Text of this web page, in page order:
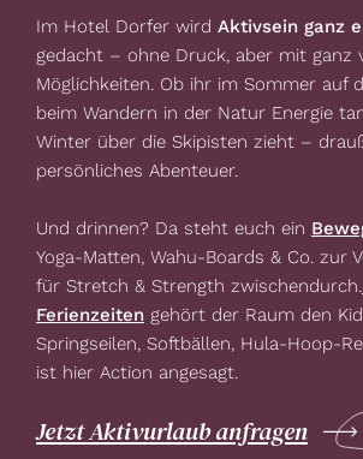
Im Hotel Dorfer wird Aktivsein ganz
gedacht – ohne Druck, aber mit ganz
Möglichkeiten. Ob ihr im Sommer auf
beim Wandern in der Natur Energie
Winter über die Skipisten zieht –
persönliches Abenteuer.
Und drinnen? Da steht euch ein
Yoga-Matten, Wahu-Boards & Co. zur
für Stretch & Strength zwischendurch.
Ferienzeiten gehört der Raum den
Springseilen, Softbällen, Hula-Hoop-
ist hier Action angesagt.
Jetzt Aktivurlaub anfragen